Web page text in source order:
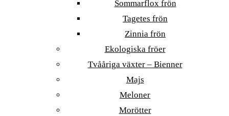
Sommarflox frön
Tagetes frön
Zinnia frön
Ekologiska fröer
Tvååriga växter – Bienner
Majs
Meloner
Morötter